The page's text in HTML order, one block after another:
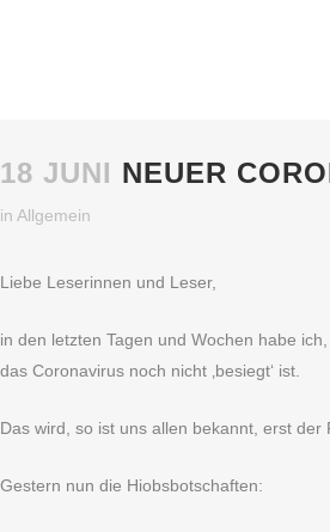
18 JUNI NEUER
in Allgemein
Liebe Leserinnen und Leser,
in den letzten Tagen und Wochen habe
das Coronavirus noch nicht ‚besiegt‘ ist.
Das wird, so ist uns allen bekannt, erst
Gestern nun die Hiobsbotschaften: